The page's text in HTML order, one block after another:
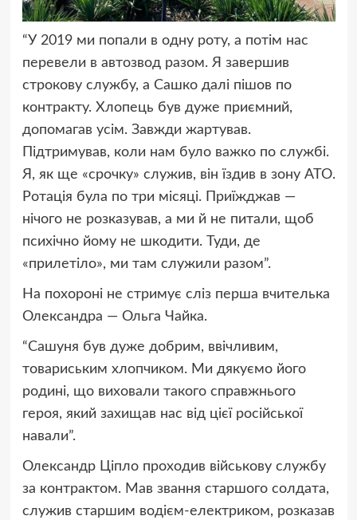
“У 2019 ми попали в одну роту, а потім нас
перевели в автозвод разом. Я завершив
строкову службу, а Сашко далі пішов по
контракту. Хлопець був дуже приємний,
допомагав усім. Завжди жартував.
Підтримував, коли нам було важко по службі.
Я, як ще «срочку» служив, він їздив в зону АТО.
Ротація була по три місяці. Приїжджав —
нічого не розказував, а ми й не питали, щоб
психічно йому не шкодити. Туди, де
«прилетіло», ми там служили разом”.
На похороні не стримує сліз перша вчителька
Олександра — Ольга Чайка.
“Сашуня був дуже добрим, ввічливим,
товариським хлопчиком. Ми дякуємо його
родині, що виховали такого справжнього
героя, який захищав нас від цієї російської
навали”.
Олександр Ціпло проходив військову службу
за контрактом. Мав звання старшого солдата,
служив старшим водієм-електриком, розказав